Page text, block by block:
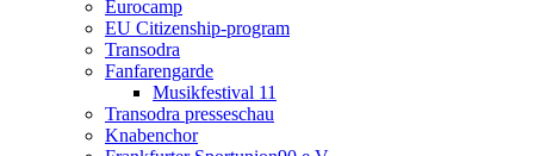
Eurocamp
EU Citizenship-program
Transodra
Fanfarengarde
Musikfestival 11
Transodra presseschau
Knabenchor